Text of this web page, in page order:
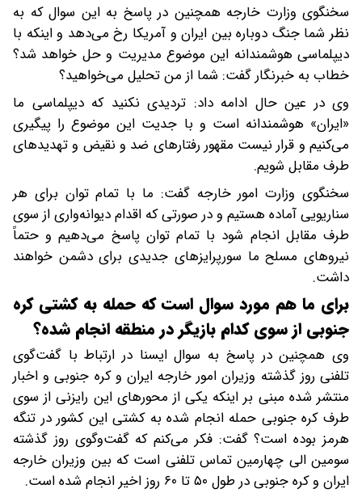
سخنگوی وزارت خارجه همچنین در پاسخ به این سوال که به
نظر شما جنگ دوباره بین ایران و آمریکا رخ می‌دهد و اینکه با
دیپلماسی هوشمندانه این موضوع مدیریت و حل خواهد شد؟
خطاب به خبرنگار گفت: شما از من تحلیل می‌خواهید؟
وی در عین حال ادامه داد: تردیدی نکنید که دیپلماسی ما
«ایران» هوشمندانه است و با جدیت این موضوع را پیگیری
می‌کنیم و قرار نیست مقهور رفتارهای ضد و نقیض و تهدیدهای
طرف مقابل شویم.
سخنگوی وزارت امور خارجه گفت: ما با تمام توان برای هر
سناریویی آماده هستیم و در صورتی که اقدام دیوانه‌واری از سوی
طرف مقابل انجام شود با تمام توان پاسخ می‌دهیم و حتماً
نیروهای مسلح ما سورپرایزهای جدیدی برای دشمن خواهند
داشت.
برای ما هم مورد سوال است که حمله به کشتی کره
جنوبی از سوی کدام بازیگر در منطقه انجام شده؟
وی همچنین در پاسخ به سوال ایسنا در ارتباط با گفت‌گوی
تلفنی روز گذشته وزیران امور خارجه ایران و کره جنوبی و اخبار
منتشر شده مبنی بر اینکه یکی از محورهای این رایزنی از سوی
طرف کره جنوبی حمله انجام شده به کشتی این کشور در تنگه
هرمز بوده است؟ گفت: فکر می‌کنم که گفت‌وگوی روز گذشته
سومین الی چهارمین تماس تلفنی است که بین وزیران خارجه
ایران و کره جنوبی در طول ۵۰ تا ۶۰ روز اخیر انجام شده است.